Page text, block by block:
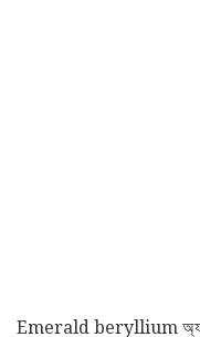
Emerald beryllium